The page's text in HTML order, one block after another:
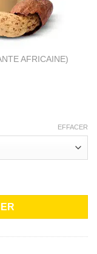
AFRICAINE)
EFFACER